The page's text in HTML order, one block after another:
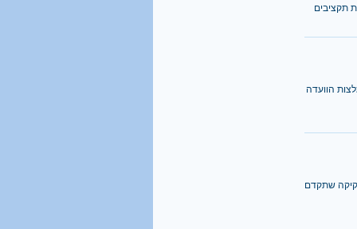
תקציבים
הוועדה
שתקדם